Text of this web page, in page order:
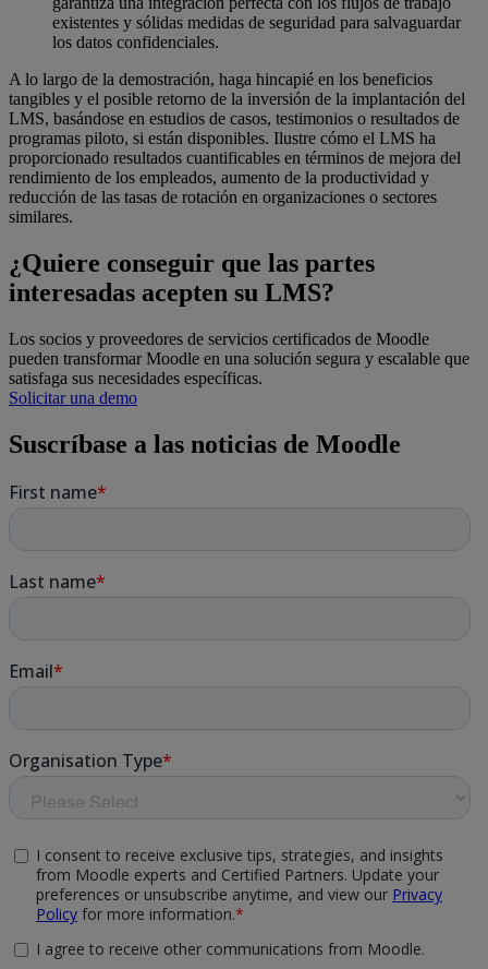
existentes y sólidas medidas de seguridad para salvaguardar
los datos confidenciales.
A lo largo de la demostración, haga hincapié en los beneficios
tangibles y el posible retorno de la inversión de la implantación del
LMS, basándose en estudios de casos, testimonios o resultados de
programas piloto, si están disponibles. Ilustre cómo el LMS ha
proporcionado resultados cuantificables en términos de mejora del
rendimiento de los empleados, aumento de la productividad y
reducción de las tasas de rotación en organizaciones o sectores
similares.
¿Quiere conseguir que las partes
interesadas acepten su LMS?
Los socios y proveedores de servicios certificados de Moodle
pueden transformar Moodle en una solución segura y escalable que
satisfaga sus necesidades específicas.
Solicitar una demo
Suscríbase a las noticias de Moodle